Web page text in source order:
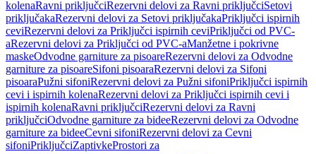
kolenaRavni priključciRezervni delovi za Ravni priključciSetovi
priključakaRezervni delovi za Setovi priključakaPriključci ispirnih
ceviRezervni delovi za Priključci ispirnih ceviPriključci od PVC-
aRezervni delovi za Priključci od PVC-aManžetne i pokrivne
maskeOdvodne garniture za pisoareRezervni delovi za Odvodne
garniture za pisoareSifoni pisoaraRezervni delovi za Sifoni
pisoaraPužni sifoniRezervni delovi za Pužni sifoniPriključci ispirnih
cevi i ispirnih kolenaRezervni delovi za Priključci ispirnih cevi i
ispirnih kolenaRavni priključciRezervni delovi za Ravni
priključciOdvodne garniture za bideeRezervni delovi za Odvodne
garniture za bideeCevni sifoniRezervni delovi za Cevni
sifoniPriključciZaptivkeProstori za